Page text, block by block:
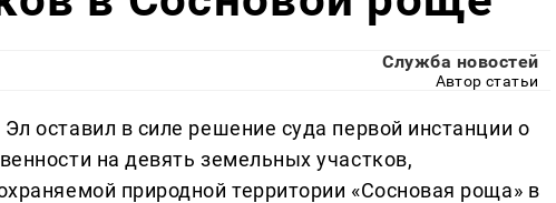
Служба новостей
Автор статьи
оставил в силе решение суда первой инстанции о
на девять земельных участков,
природной территории «Сосновая роща» в